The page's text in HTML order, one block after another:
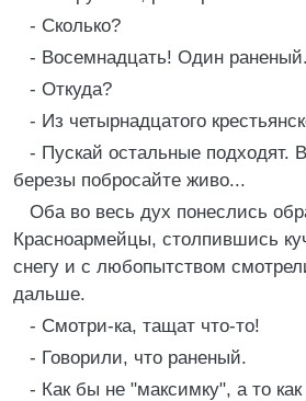
- Сколько?
- Восемнадцать! Один раненый.
- Откуда?
- Из четырнадцатого
- Пускай остальные подходят.
березы побросайте живо...
Оба во весь дух понеслись
Красноармейцы, столпившись
снегу и с любопытством
дальше.
- Смотри-ка, тащат что-то!
- Говорили, что раненый.
- Как бы не "максимку", а то